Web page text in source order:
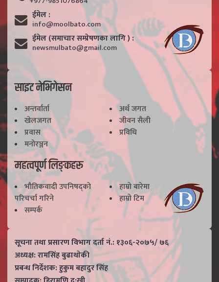
ईमेल :
info@moolbato.com
ईमेल (समाचार सम्प्रेषणका लागि ) :
newsmulbato@gmail.com
साइट नेभिगेसन
अन्तर्वार्ता
अर्थ जगत
खेलजगत
जीवन सैली
प्रवास
प्रविधि
मनोरञ्जन
महत्वपूर्ण लिङ्कहरू
भाैतिकवादी उपनिषद्काे
परिचर्चा गरिने
हाम्राे बारेमा
हाम्राे टिम
सम्पर्क
सूचना तथा प्रसारण विभाग दर्ता नं.: १३०६-२०७५/ ७६
अध्यक्ष: रामसिंह बुढाथाेकी
प्रबन्ध निर्देशक: हुकुम बहादुर सिंह